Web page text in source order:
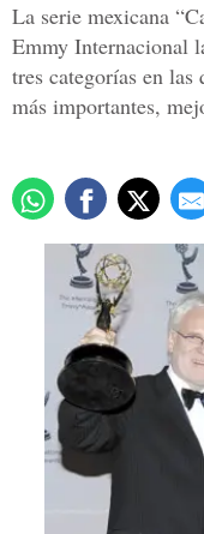
La serie mexicana
Emmy Internacional
tres categorías en
más importantes,